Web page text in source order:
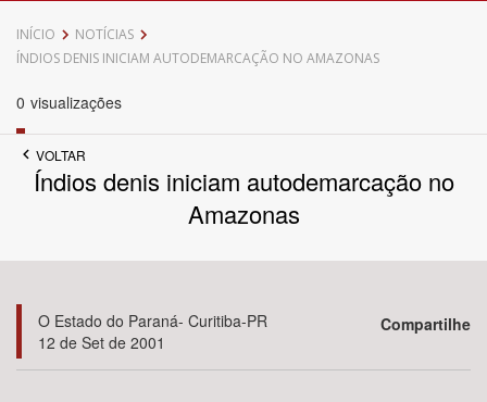
Data do Documento
Até
Bioma / Bacia
Tema
INÍCIO
NOTÍCIAS
ÍNDIOS DENIS INICIAM AUTODEMARCAÇÃO NO AMAZONAS
0 visualizações
VOLTAR
Índios denis iniciam autodemarcação no
Amazonas
O Estado do Paraná- Curitiba-PR
12 de Set de 2001
Compartilhe